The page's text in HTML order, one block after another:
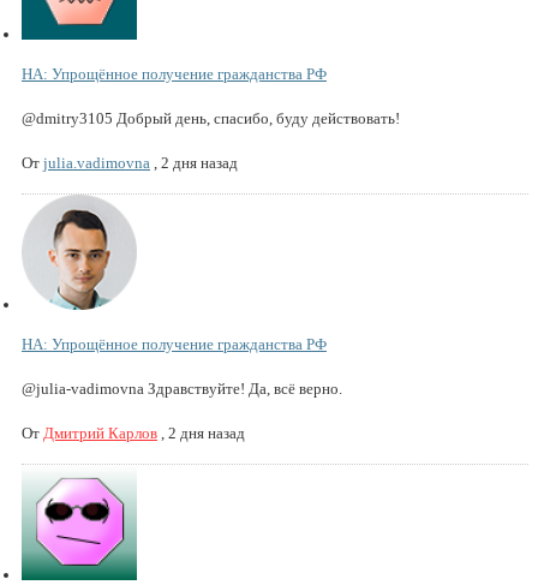
НА: Упрощённое получение гражданства РФ
@dmitry3105 Добрый день, спасибо, буду действовать!
От julia.vadimovna 2 дня назад
НА: Упрощённое получение гражданства РФ
@julia-vadimovna Здравствуйте! Да, всё верно.
От Дмитрий Карлов 2 дня назад